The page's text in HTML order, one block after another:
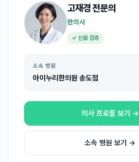
고재경전문의
한의사
✓ 신원 검증
소속 병원
아이누리한의원 송도점
의사 프로필 보기 →
소속 병원 보기 →